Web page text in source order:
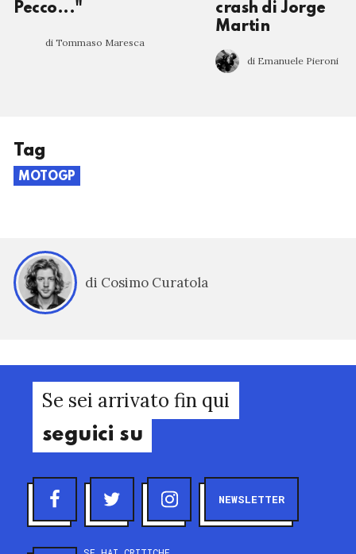
Pecco..."
di Tommaso Maresca
crash di Jorge
Martin
di Emanuele Pieroni
Tag
MOTOGP
di Cosimo Curatola
Se sei arrivato fin qui
seguici su
NEWSLETTER